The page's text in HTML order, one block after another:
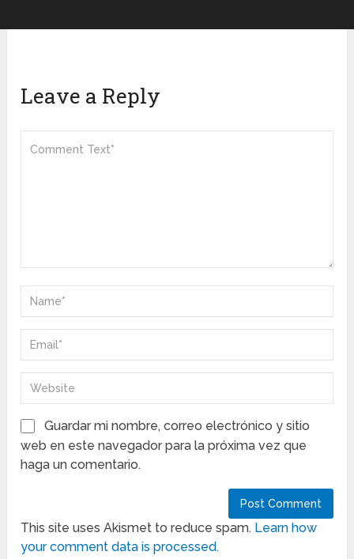
Leave a Reply
Guardar mi nombre, correo electrónico y sitio
web en este navegador para la próxima vez que
haga un comentario.
This site uses Akismet to reduce spam. Learn how
your comment data is processed.